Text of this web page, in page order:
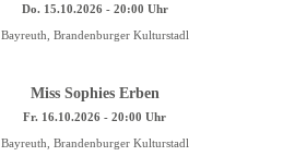
Do. 15.10.2026 - 20:00 Uhr
Bayreuth, Brandenburger Kulturstadl
Miss Sophies Erben
Fr. 16.10.2026 - 20:00 Uhr
Bayreuth, Brandenburger Kulturstadl